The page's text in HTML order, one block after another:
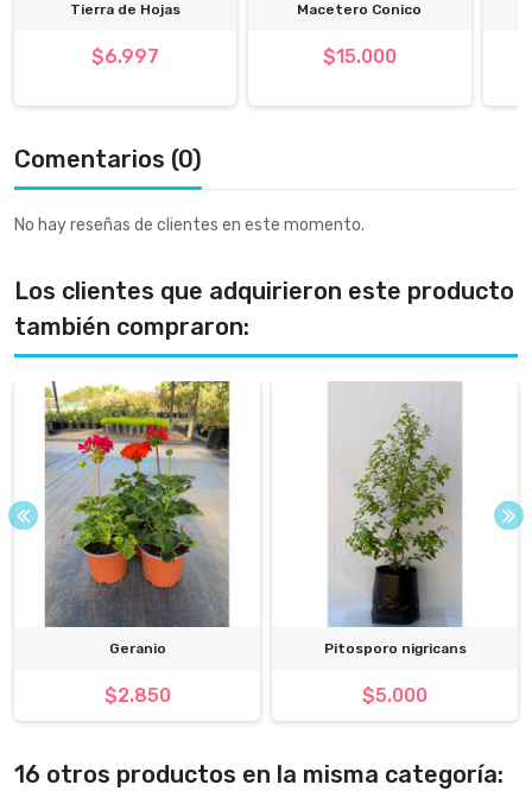
Tierra de Hojas
$6.997
Macetero Conico
$15.000
Comentarios (0)
No hay reseñas de clientes en este momento.
Los clientes que adquirieron este producto
también compraron:
Geranio
$2.850
Pitosporo nigricans
$5.000
16 otros productos en la misma categoría: